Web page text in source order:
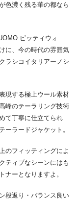
色濃く残る華の都なら
ピッティウォ
に、今の時代の雰囲気
ラシコイタリアーノシ
現する極上ウール素材
峰のテーラリング技術
て丁寧に仕立てられ
ーラードジャケット。
のフィッティングによ
ティブなシーンにはも
ナーとなりますよ。
段返り・バランス良い